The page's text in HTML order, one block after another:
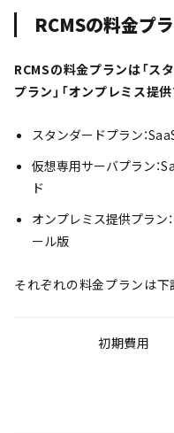
RCMSの料金プ
RCMSの料金プランは「ス
プラン」「オンプレミス提
スタンダードプラン：
仮想専用サーバプラン：
ド
オンプレミス提供プラン
ール版
それぞれの料金プランは下
初期費用